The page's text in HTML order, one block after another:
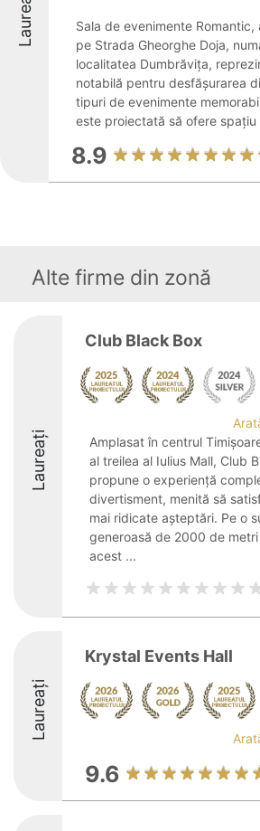
Laureați
Sala de evenimente Romantic,
pe Strada Gheorghe Doja,
localitatea Dumbrăvița,
notabilă pentru desfășurarea
tipuri de evenimente
este proiectată să ofere
8.9
Alte firme din zonă
Laureați
Club Black Box
Amplasat în centrul
al treilea al Iulius Mall, Club
propune o experiență
divertisment, menită să
mai ridicate așteptări. Pe o
generoasă de 2000 de
acest ...
Laureați
Krystal Events Hall
9.6